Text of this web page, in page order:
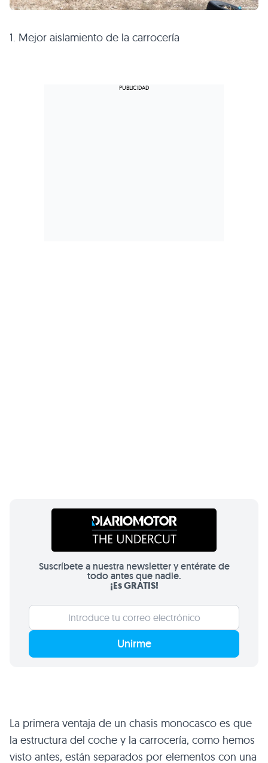
1. Mejor aislamiento de la carrocería
Suscríbete a nuestra newsletter y entérate de
todo antes que nadie.
¡Es GRATIS!
Unirme
La primera ventaja de un chasis monocasco es que
la estructura del coche y la carrocería, como hemos
visto antes, están separados por elementos con una